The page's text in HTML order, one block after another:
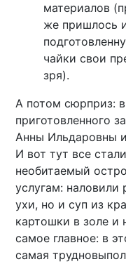
материалов
же пришлось
чайки свои
зря).
А потом сюрприз:
приготовленного
Анны Ильдаровны
И вот тут все
необитаемый
услугам:
ухи, но и суп из
картошки в золе и
самое главное: в
самая